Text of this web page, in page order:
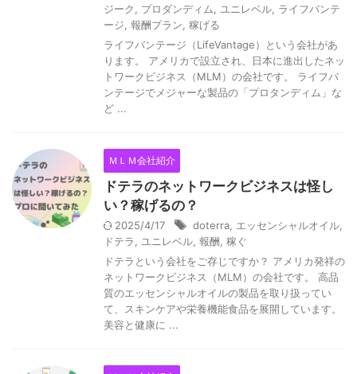
ジーク
プロダンディム ユニレベル ライフバンテ
ージ 報酬プラン 稼げる
ライフバンテージ（LifeVantage）という会社があ
ります。 アメリカで設立され、日本に進出したネッ
トワークビジネス（MLM）の会社です。 ライフバ
ンテージでメジャーな製品の「プロタンディム」な
ど ...
ＭＬＭ会社紹介
ドテラのネットワークビジネスは怪し
い？稼げるの？
2025/4/17 doterra エッセンシャルオイル
ドテラ
ユニレベル 報酬 稼ぐ
ドテラという会社をご存じですか？ アメリカ発祥の
ネットワークビジネス（MLM）の会社です。 高品
質のエッセンシャルオイルの製品を取り扱ってい
て、スキンケアや栄養機能食品を展開しています。
美容と健康に ...